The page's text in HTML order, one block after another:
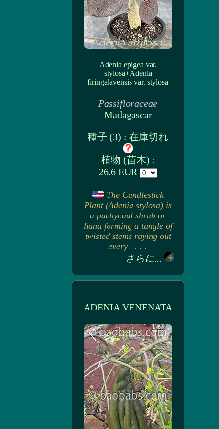
Adenia epigea var.
stylosa+Adenia
firingalavensis var. stylosa
Passifloraceae
Madagascar
種子 (3) : 在庫切れ
植物 (苗木) :
26.6 EUR
The Candlestick
Plant (Adenia stylosa) is
a pachycaul shrub or
liana forming a tangle of
twisted stems raying out
every . . . .
さらに...
ADENIA VENENATA